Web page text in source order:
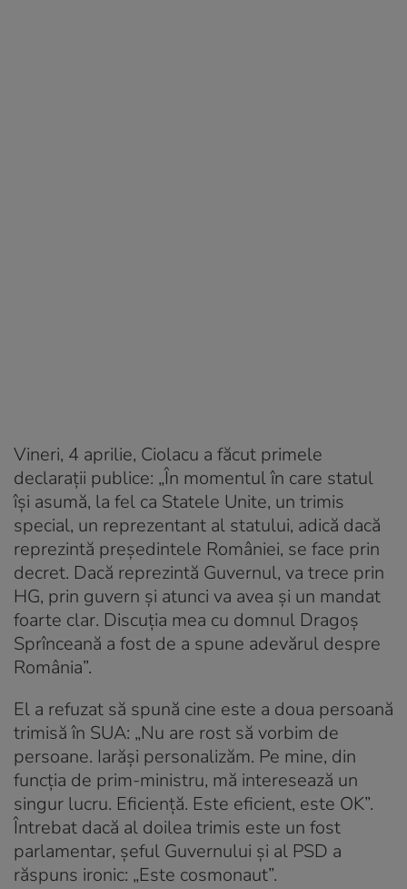
Vineri, 4 aprilie, Ciolacu a făcut primele
declarații publice: „În momentul în care statul
îşi asumă, la fel ca Statele Unite, un trimis
special, un reprezentant al statului, adică dacă
reprezintă preşedintele României, se face prin
decret. Dacă reprezintă Guvernul, va trece prin
HG, prin guvern şi atunci va avea şi un mandat
foarte clar. Discuția mea cu domnul Dragoș
Sprînceană a fost de a spune adevărul despre
România”.
El a refuzat să spună cine este a doua persoană
trimisă în SUA: „Nu are rost să vorbim de
persoane. Iarăşi personalizăm. Pe mine, din
funcţia de prim-ministru, mă interesează un
singur lucru. Eficienţă. Este eficient, este OK”.
Întrebat dacă al doilea trimis este un fost
parlamentar, șeful Guvernului și al PSD a
răspuns ironic: „Este cosmonaut”.